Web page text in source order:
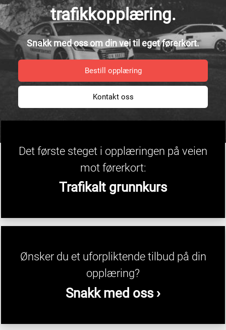
trafikkopplæring.
Snakk med oss om din vei til eget førerkort.
Bestill opplæring
Kontakt oss
Det første steget i opplæringen på veien
mot førerkort:
Trafikalt grunnkurs
Ønsker du et uforpliktende tilbud på din
opplæring?
Snakk med oss ›